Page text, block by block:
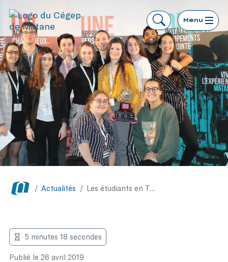
Menu
/ Actualités / Les étudiants en Techniques de tourisme du Cégep de Matane remportent l’édition 2019 des Jeux du tourisme
Publié le 26 avril 2019
5 minutes 18 secondes